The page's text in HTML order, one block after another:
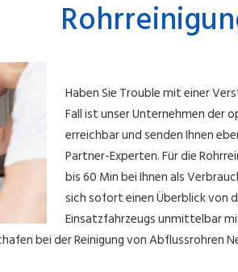
Haben Sie Trouble mit einer
Fall ist unser Unternehmen der
erreichbar und senden Ihnen
Partner-Experten. Für die
bis 60 Min bei Ihnen als
sich sofort einen Überblick von
Einsatzfahrzeugs unmittelbar
bei der Reinigung von